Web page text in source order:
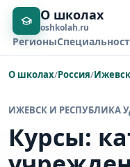
О школах
oshkolah.ru
Регионы
О школах/Россия/
ИЖЕВСК И РЕСПУБЛИКА
Курсы: